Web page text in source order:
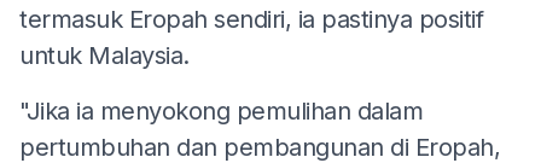
termasuk Eropah sendiri, ia pastinya positif
untuk Malaysia.
"Jika ia menyokong pemulihan dalam
pertumbuhan dan pembangunan di Eropah,